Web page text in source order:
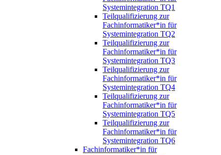
Systemintegration TQ1
Teilqualifizierung zur
Fachinformatiker*in für
Systemintegration TQ2
Teilqualifizierung zur
Fachinformatiker*in für
Systemintegration TQ3
Teilqualifizierung zur
Fachinformatiker*in für
Systemintegration TQ4
Teilqualifizierung zur
Fachinformatiker*in für
Systemintegration TQ5
Teilqualifizierung zur
Fachinformatiker*in für
Systemintegration TQ6
Fachinformatiker*in für